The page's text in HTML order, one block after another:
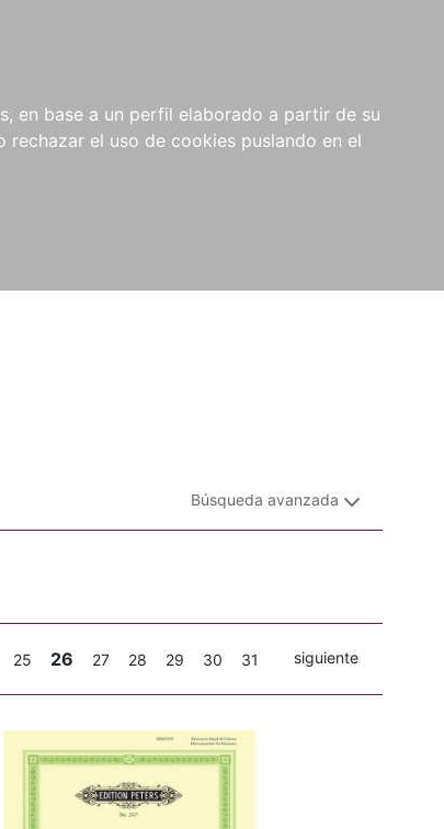
en base a un perfil elaborado a partir de su
rechazar el uso de cookies puslando en el
NOVEDADES NOTICIAS
COMPRAS
INSTITUCIONALES
Búsqueda avanzada
25 26 27 28 29 30 31 siguiente